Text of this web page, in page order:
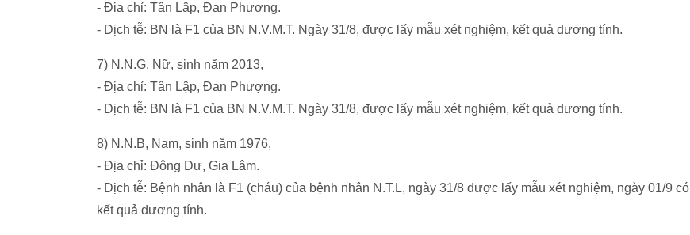
- Địa chỉ: Tân Lập, Đan Phượng.
- Dịch tễ: BN là F1 của BN N.V.M.T. Ngày 31/8, được lấy mẫu xét nghiệm, kết quả dương tính.
7) N.N.G, Nữ, sinh năm 2013,
- Địa chỉ: Tân Lập, Đan Phượng.
- Dịch tễ: BN là F1 của BN N.V.M.T. Ngày 31/8, được lấy mẫu xét nghiệm, kết quả dương tính.
8) N.N.B, Nam, sinh năm 1976,
- Địa chỉ: Đông Dư, Gia Lâm.
- Dịch tễ: Bệnh nhân là F1 (cháu) của bệnh nhân N.T.L, ngày 31/8 được lấy mẫu xét nghiệm, ngày 01/9 có
kết quả dương tính.